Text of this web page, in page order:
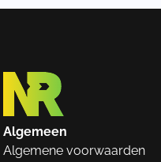
Algemeen
Algemene voorwaarden